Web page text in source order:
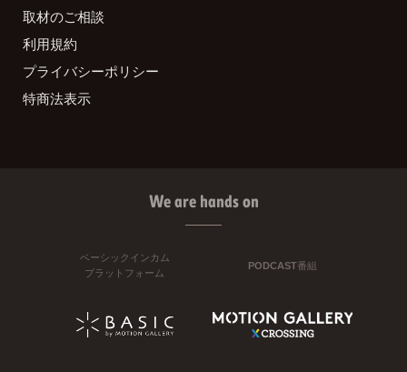
取材のご相談
利用規約
プライバシーポリシー
特商法表示
We are hands on
ベーシックインカム
プラットフォーム
PODCAST番組